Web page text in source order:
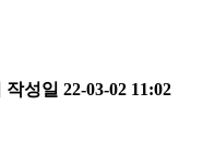
작성일 22-03-02 11:02